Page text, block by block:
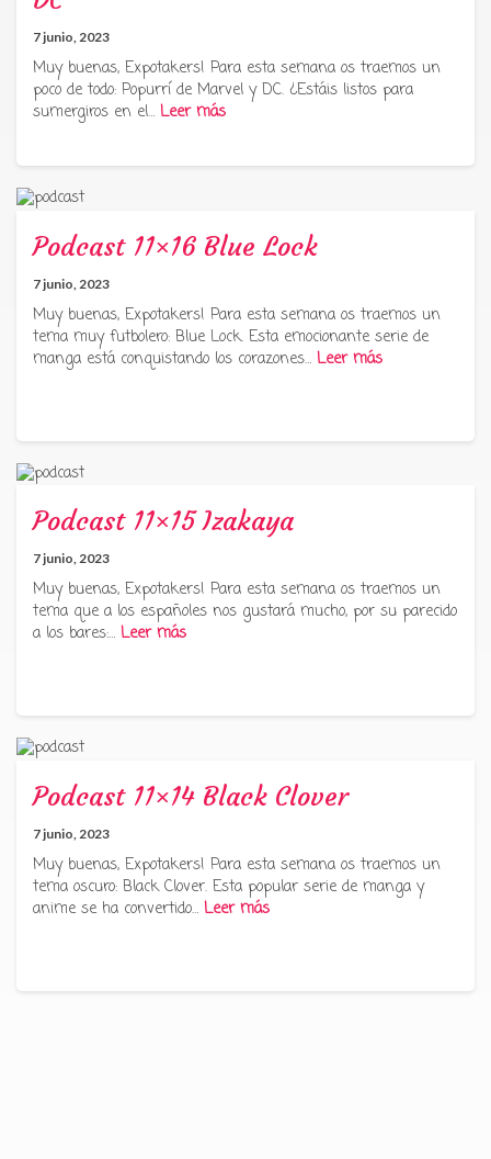
7 junio, 2023
Muy buenas, Expotakers! Para esta semana os traemos un
poco de todo: Popurrí de Marvel y DC. ¿Estáis listos para
sumergiros en el… Leer más
Podcast 11×16 Blue Lock
7 junio, 2023
Muy buenas, Expotakers! Para esta semana os traemos un
tema muy futbolero: Blue Lock. Esta emocionante serie de
manga está conquistando los corazones… Leer más
Podcast 11×15 Izakaya
7 junio, 2023
Muy buenas, Expotakers! Para esta semana os traemos un
tema que a los españoles nos gustará mucho, por su parecido
a los bares:… Leer más
Podcast 11×14 Black Clover
7 junio, 2023
Muy buenas, Expotakers! Para esta semana os traemos un
tema oscuro: Black Clover. Esta popular serie de manga y
anime se ha convertido… Leer más